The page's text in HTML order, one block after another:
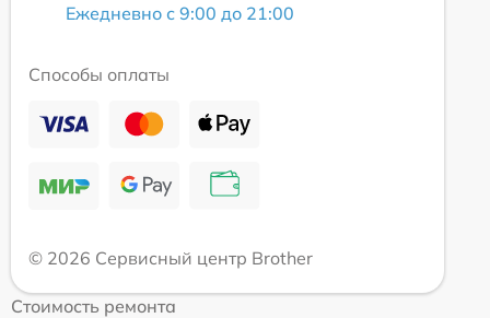
Ежедневно с 9:00 до 21:00
Способы оплаты
© 2026 Сервисный центр Brother
Стоимость ремонта